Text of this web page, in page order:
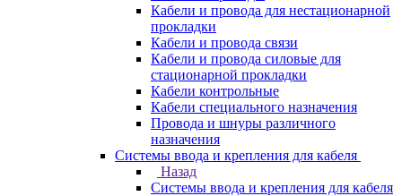
Кабели и провода для нестационарной
прокладки
Кабели и провода связи
Кабели и провода силовые для
стационарной прокладки
Кабели контрольные
Кабели специального назначения
Провода и шнуры различного
назначения
Системы ввода и крепления для кабеля
Назад
Системы ввода и крепления для кабеля